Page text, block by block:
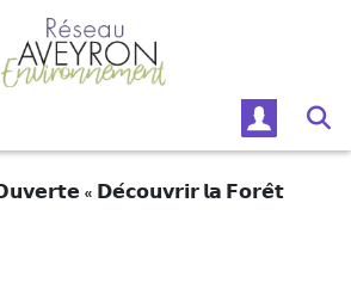
« 𝗗𝗲́𝗰𝗼𝘂𝘃𝗿𝗶𝗿 𝗹𝗮 𝗙𝗼𝗿𝗲̂𝘁